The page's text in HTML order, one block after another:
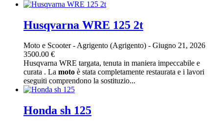
Husqvarna WRE 125 2t
Moto e Scooter-Agrigento (Agrigento) - Giugno 21, 2026
3500.00 €
Husqvarna WRE targata, tenuta in maniera impeccabile e
curata . La moto è stata completamente restaurata e i lavori
eseguiti comprendono la sostituzio...
Honda sh 125